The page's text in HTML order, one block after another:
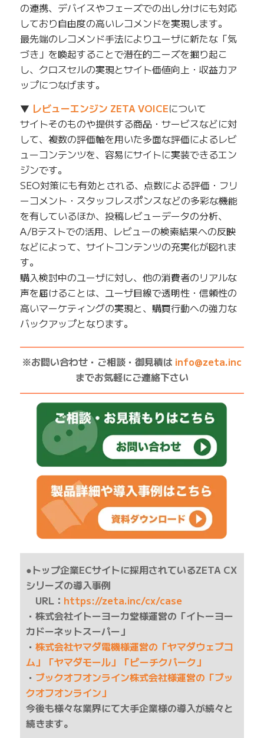
の連携、デバイスやフェーズでの出し分けにも対応
しており自由度の高いレコメンドを実現します。
最先端のレコメンド手法によりユーザに新たな「気
づき」を喚起することで潜在的ニーズを掘り起こ
し、クロスセルの実現とサイト価値向上・収益力ア
ップにつなげます。
▼ レビューエンジン ZETA VOICEについて
サイトそのものや提供する商品・サービスなどに対
して、複数の評価軸を用いた多面な評価によるレビ
ューコンテンツを、容易にサイトに実装できるエン
ジンです。
SEO対策にも有効とされる、点数による評価・フリ
ーコメント・スタッフレスポンスなどの多彩な機能
を有しているほか、投稿レビューデータの分析、
A/Bテストでの活用、レビューの検索結果への反映
などによって、サイトコンテンツの充実化が図れま
す。
購入検討中のユーザに対し、他の消費者のリアルな
声を届けることは、ユーザ目線で透明性・信頼性の
高いマーケティングの実現と、購買行動への強力な
バックアップとなります。
※お問い合わせ・ご相談・御見積は info@zeta.inc
までお気軽にご連絡下さい
●トップ企業ECサイトに採用されているZETA CX
シリーズの導入事例
URL： https://zeta.inc/cx/case
・株式会社イトーヨーカ堂様運営の「イトーヨー
カドーネットスーパー」
・ 株式会社ヤマダ電機様運営の「ヤマダウェブコ
ム」「ヤマダモール」「ピーチクパーク」
・ ブックオフオンライン株式会社様運営の「ブッ
クオフオンライン」
今後も様々な業界にて大手企業様の導入が続々と
続きます。